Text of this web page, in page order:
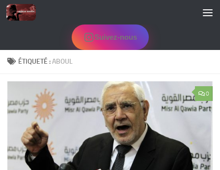
Skip to content
Suivez-nous
ÉTIQUETÉ :ABOUL
0